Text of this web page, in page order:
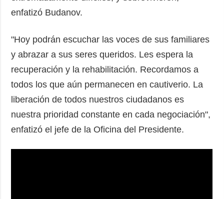
enfatizó Budanov.
"Hoy podrán escuchar las voces de sus familiares
y abrazar a sus seres queridos. Les espera la
recuperación y la rehabilitación. Recordamos a
todos los que aún permanecen en cautiverio. La
liberación de todos nuestros ciudadanos es
nuestra prioridad constante en cada negociación",
enfatizó el jefe de la Oficina del Presidente.